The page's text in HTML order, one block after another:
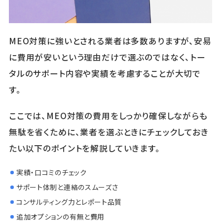
MEO対策に強いとされる業者は多数ありますが、安易
に費用が安いという理由だけで選ぶのではなく、トー
タルのサポート内容や実績を考慮することが大切で
す。
ここでは、MEO対策の費用をしっかり確保しながらも
無駄を省くために、業者を選ぶときにチェックしておき
たい以下のポイントを解説していきます。
実績・口コミのチェック
サポート体制と連絡のスムーズさ
コンサルティング力とレポート品質
追加オプションの有無と費用